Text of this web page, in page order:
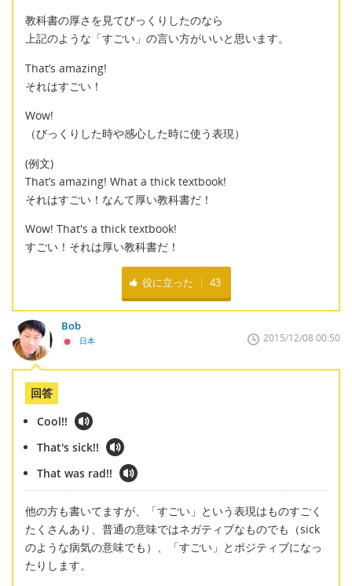
教科書の厚さを見てびっくりしたのなら
上記のような「すごい」の言い方がいいと思います。
That’s amazing!
それはすごい！
Wow!
（びっくりした時や感心した時に使う表現）
(例文)
That’s amazing! What a thick textbook!
それはすごい！なんて厚い教科書だ！
Wow! That's a thick textbook!
すごい！それは厚い教科書だ！
役に立った 43
Bob
日本 2015/12/08 00:50
回答
Cool!!
That's sick!!
That was rad!!
他の方も書いてますが、「すごい」という表現はものすごく
たくさんあり、普通の意味ではネガティブなものでも（sick
のような病気の意味でも）、「すごい」とポジティブになっ
たりします。